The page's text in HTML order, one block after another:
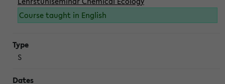
Course taught in English
S